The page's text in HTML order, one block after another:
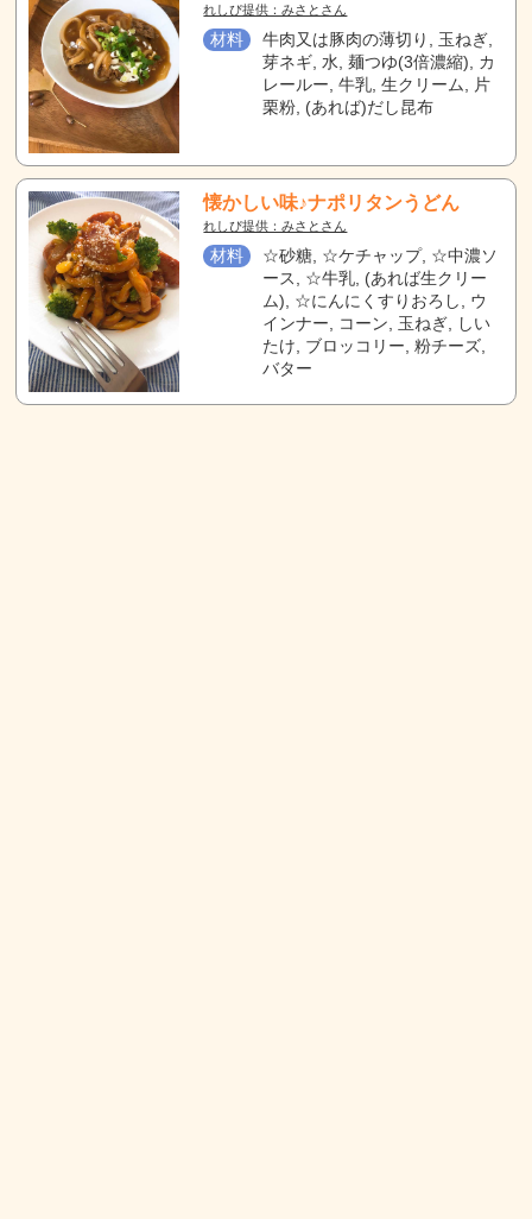
れしぴ提供：みさとさん
材料
牛肉又は豚肉の薄切り, 玉ねぎ,
芽ネギ, 水, 麺つゆ(3倍濃縮), カ
レールー, 牛乳, 生クリーム, 片
栗粉, (あれば)だし昆布
懐かしい味♪ナポリタンうどん
れしぴ提供：みさとさん
材料
☆砂糖, ☆ケチャップ, ☆中濃ソ
ース, ☆牛乳, (あれば生クリー
ム), ☆にんにくすりおろし, ウ
インナー, コーン, 玉ねぎ, しい
たけ, ブロッコリー, 粉チーズ,
バター